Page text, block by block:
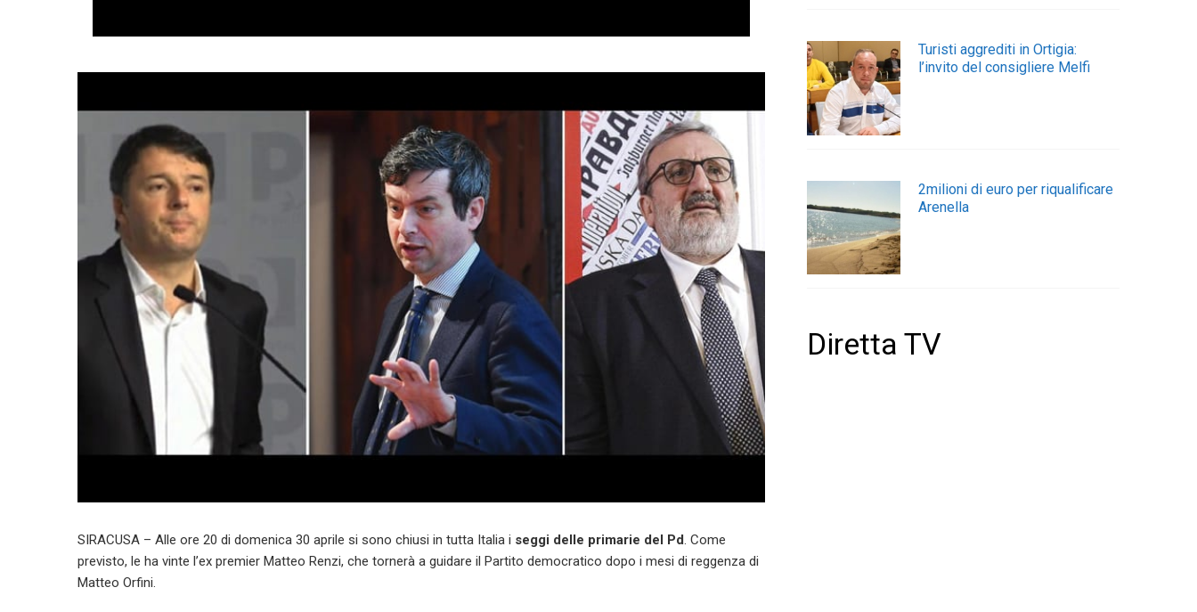
SIRACUSA – Alle ore 20 di domenica 30 aprile si sono chiusi in tutta Italia i seggi delle primarie del Pd. Come
previsto, le ha vinte l’ex premier Matteo Renzi, che tornerà a guidare il Partito democratico dopo i mesi di reggenza di
Matteo Orfini.
Turisti aggrediti in Ortigia:
l’invito del consigliere Melfi
2milioni di euro per riqualificare
Arenella
Diretta TV